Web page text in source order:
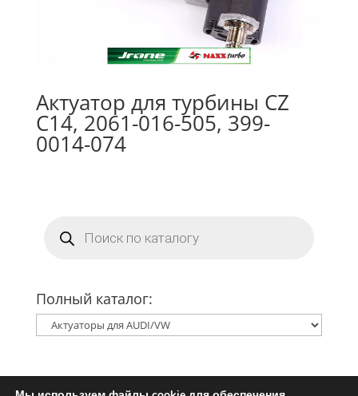
Актуатор для турбины CZ
C14, 2061-016-505, 399-
0014-074
товаров
Полный каталог: